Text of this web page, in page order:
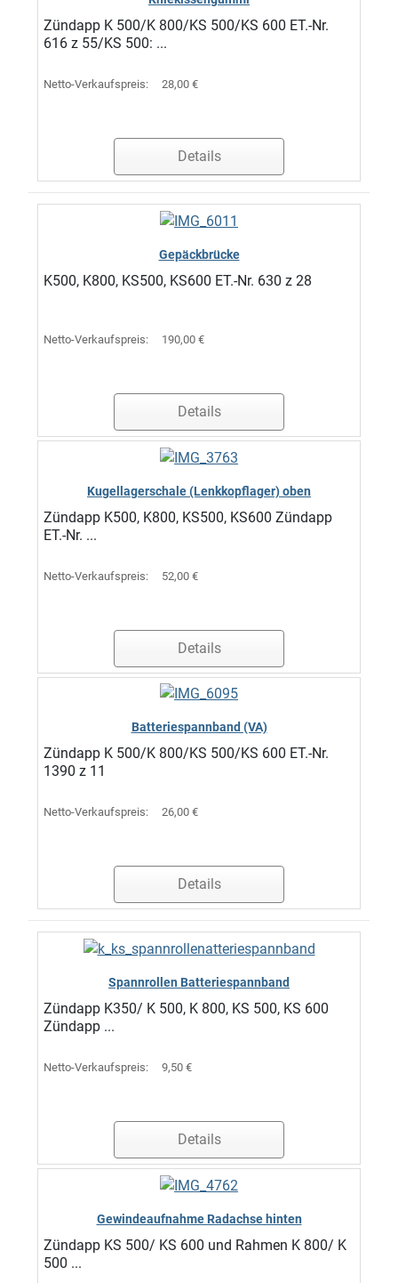
Zündapp K 500/K 800/KS 500/KS 600 ET.-Nr.
616 z 55/KS 500: ...
Netto-Verkaufspreis: 28,00 €
Details
Gepäckbrücke
K500, K800, KS500, KS600 ET.-Nr. 630 z 28
Netto-Verkaufspreis: 190,00 €
Details
Kugellagerschale (Lenkkopflager) oben
Zündapp K500, K800, KS500, KS600 Zündapp
ET.-Nr. ...
Netto-Verkaufspreis: 52,00 €
Details
Batteriespannband (VA)
Zündapp K 500/K 800/KS 500/KS 600 ET.-Nr.
1390 z 11
Netto-Verkaufspreis: 26,00 €
Details
Spannrollen Batteriespannband
Zündapp K350/ K 500, K 800, KS 500, KS 600
Zündapp ...
Netto-Verkaufspreis: 9,50 €
Details
Gewindeaufnahme Radachse hinten
Zündapp KS 500/ KS 600 und Rahmen K 800/ K
500 ...